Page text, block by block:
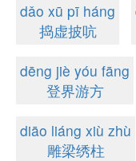
dǎo xū pī háng
捣虚披吭
dēng jiè yóu fāng
登界游方
diāo liáng xiù zhù
雕梁绣柱